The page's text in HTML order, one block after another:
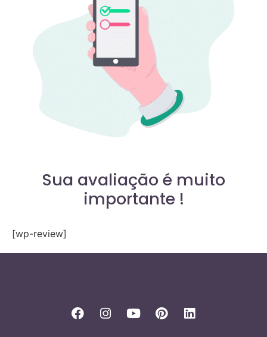
Sua avaliação é muito
importante !
[wp-review]